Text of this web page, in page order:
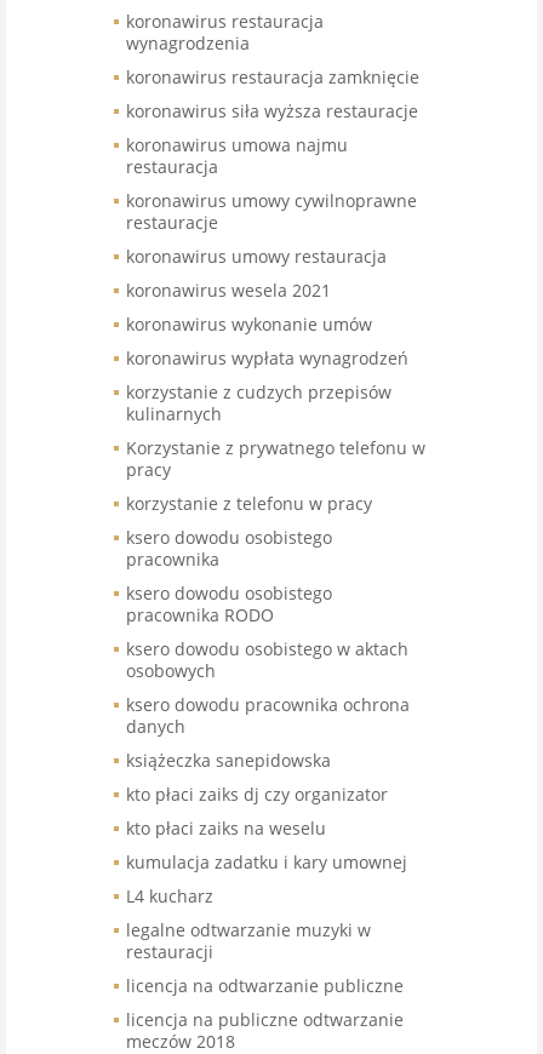
koronawirus restauracja
wynagrodzenia
koronawirus restauracja zamknięcie
koronawirus siła wyższa restauracje
koronawirus umowa najmu
restauracja
koronawirus umowy cywilnoprawne
restauracje
koronawirus umowy restauracja
koronawirus wesela 2021
koronawirus wykonanie umów
koronawirus wypłata wynagrodzeń
korzystanie z cudzych przepisów
kulinarnych
Korzystanie z prywatnego telefonu w
pracy
korzystanie z telefonu w pracy
ksero dowodu osobistego
pracownika
ksero dowodu osobistego
pracownika RODO
ksero dowodu osobistego w aktach
osobowych
ksero dowodu pracownika ochrona
danych
książeczka sanepidowska
kto płaci zaiks dj czy organizator
kto płaci zaiks na weselu
kumulacja zadatku i kary umownej
L4 kucharz
legalne odtwarzanie muzyki w
restauracji
licencja na odtwarzanie publiczne
licencja na publiczne odtwarzanie
meczów 2018